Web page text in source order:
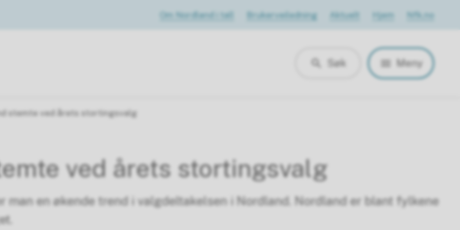
Om Nordland i tall Brukerveiledning Aktuelt Hjem Nfk.no
Søk Meny
stemte ved årets stortingsvalg
ved årets stortingsvalg
man en økende trend i valgdeltakelsen i Nordland. Nordland er blant fylkene